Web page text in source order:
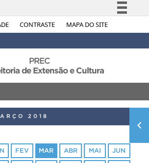
CONTRASTE MAPA DO SITE
Simplifique!
Acesso à informação
Legislação
PREC
de Extensão e Cultura
2018
FEV MAR ABR MAI JUN